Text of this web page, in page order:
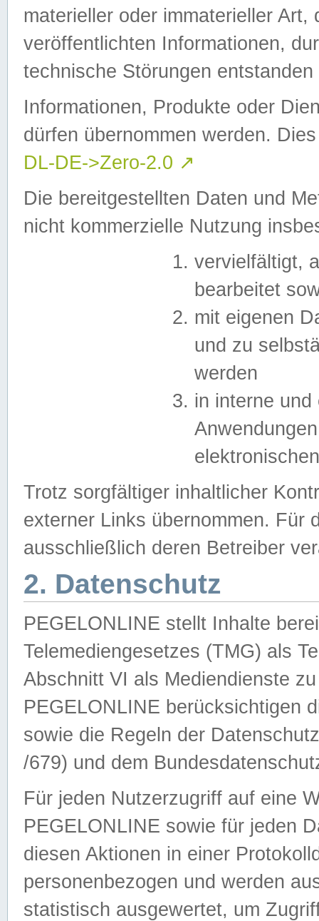
materieller oder immaterieller
veröffentlichten Informationen,
technische Störungen
Informationen, Produkte oder
dürfen übernommen werden.
DL-DE->Zero-2.0 ↗
Die bereitgestellten Daten und
nicht kommerzielle Nutzung
vervielfältigt,
bearbeitet
mit eigenen
und zu
werden
in interne
Trotz sorgfältiger inhaltlicher
externer Links übernommen. Für
ausschließlich deren Betreiber
2. Datenschutz
PEGELONLINE stellt Inhalte
Telemediengesetzes (TMG) als
Abschnitt VI als Mediendienste
PEGELONLINE berücksichtigen
sowie die Regeln der
/679) und dem
Für jeden Nutzerzugriff auf eine
PEGELONLINE sowie für jeden
diesen Aktionen in einer
personenbezogen und werden
statistisch ausgewertet, um